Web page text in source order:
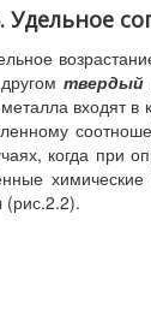
Удельное
твердый
входят в
когда при
(рис.2.2).